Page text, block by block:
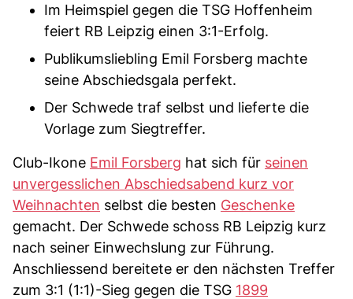
Im Heimspiel gegen die TSG Hoffenheim
feiert RB Leipzig einen 3:1-Erfolg.
Publikumsliebling Emil Forsberg machte
seine Abschiedsgala perfekt.
Der Schwede traf selbst und lieferte die
Vorlage zum Siegtreffer.
Club-Ikone Emil Forsberg hat sich für seinen
unvergesslichen Abschiedsabend kurz vor
Weihnachten selbst die besten Geschenke
gemacht. Der Schwede schoss RB Leipzig kurz
nach seiner Einwechslung zur Führung.
Anschliessend bereitete er den nächsten Treffer
zum 3:1 (1:1)-Sieg gegen die TSG 1899